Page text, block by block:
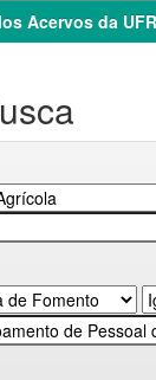
Acervos da